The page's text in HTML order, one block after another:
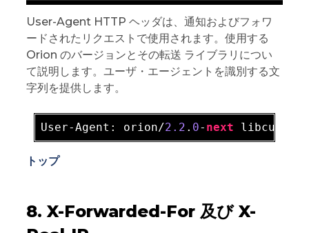
User-Agent HTTP ヘッダは、通知およびフォワ
ードされたリクエストで使用されます。使用する
Orion のバージョンとその転送 ライブラリについ
て説明します。ユーザ・エージェントを識別する文
字列を提供します。
User-Agent: orion/2.2 . 0- next libcurl/
トップ
8. X-Forwarded-For 及び X-